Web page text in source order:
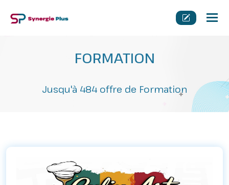
FORMATION
Jusqu'à 484 offre de Formation